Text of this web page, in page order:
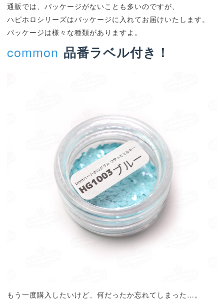
通販では、パッケージがないことも多いのですが、
ハピホロシリーズはパッケージに入れてお届けいたします。
パッケージは様々な種類がありますよ。
common 品番ラベル付き！
もう一度購入したいけど、何だったか忘れてしまった…。